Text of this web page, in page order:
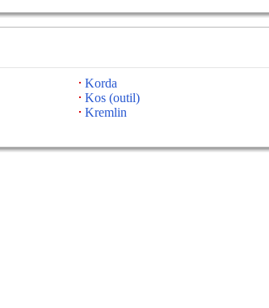
Korda
Kos (outil)
Kremlin